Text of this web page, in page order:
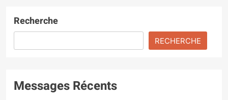
Recherche
RECHERCHE
Messages Récents